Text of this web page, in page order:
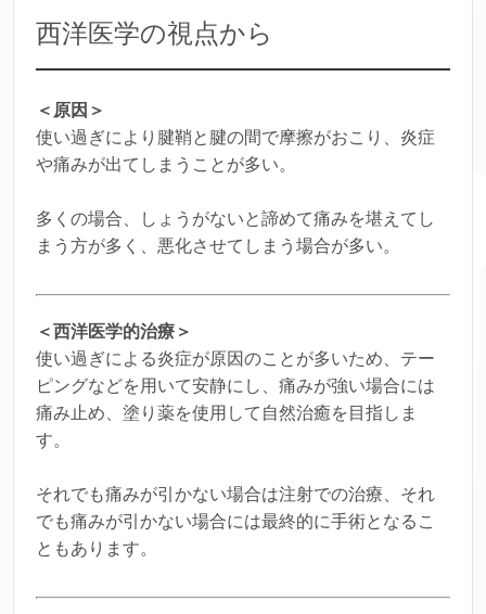
西洋医学の視点から
＜原因＞
使い過ぎにより腱鞘と腱の間で摩擦がおこり、炎症
や痛みが出てしまうことが多い。
多くの場合、しょうがないと諦めて痛みを堪えてし
まう方が多く、悪化させてしまう場合が多い。
＜西洋医学的治療＞
使い過ぎによる炎症が原因のことが多いため、テー
ピングなどを用いて安静にし、痛みが強い場合には
痛み止め、塗り薬を使用して自然治癒を目指しま
す。
それでも痛みが引かない場合は注射での治療、それ
でも痛みが引かない場合には最終的に手術となるこ
ともあります。